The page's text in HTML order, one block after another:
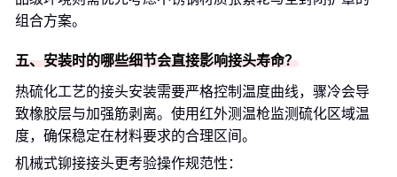
组合方案。
五、安装时的哪些细节会直接影响接头寿命？
热硫化工艺的接头安装需要严格控制温度曲线，骤冷会导
致橡胶层与加强筋剥离。使用红外测温枪监测硫化区域温
度，确保稳定在材料要求的合理区间。
机械式铆接接头更考验操作规范性：